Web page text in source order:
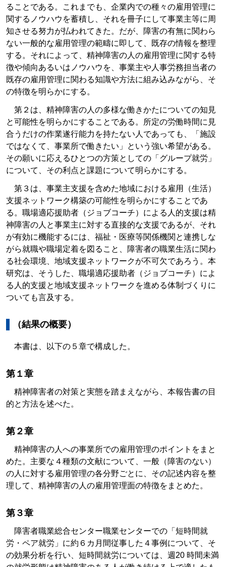
ることである。これまでも、企業内での種々の雇用管理に
関するノウハウを蓄積し、それを冊子にして事業主等に周
知させる努力が払われてきた。だが、障害の有無に関わら
ない一般的な雇用管理の範疇に即して、既存の情報を整理
する。それによって、精神障害の人の雇用管理に関する特
徴や傾向あるいはノウハウを、事業主や人事労務担当者の
既存の雇用管理に関わる知識や方法に組み込みながら、そ
の特徴を明らかにする。
第２は、精神障害の人の多様な働きかたについての知見
と可能性を明らかにすることである。所定の労働時間に見
合うだけの作業遂行能力を持たない人であっても、「施設
ではなくて、事業所で働きたい」という強い希望がある。
その願いに応えるひとつの方策としての「グループ就労」
について、その利点と課題について明らかにする。
第３は、事業主支援を含めた地域における雇用（生活）
支援ネットワーク構築の可能性を明らかにすることであ
る。職場適応援助者（ジョブコーチ）による人的支援は精
神障害の人と事業主に対する直接的な支援であるが、それ
が有効に機能するには、福祉・医療等関係機関と連携しな
がら就職や職場定着を図ること、障害者の職業生活に関わ
る社会環境、地域支援ネットワークが不可欠であろう。本
研究は、そうした、職場適応援助者（ジョブコーチ）によ
る人的支援と地域支援ネットワークを進める体制づくりに
ついても言及する。
（結果の概要）
本書は、以下の５章で構成した。
第１章
精神障害者の対策と実態を踏まえながら、本報告書の目
的と方法を述べた。
第２章
精神障害の人への事業所での雇用管理のポイントをまと
めた。主要な４種類の文献について、一般（障害のない）
の人に対する雇用管理の各分野ごとに、その記述内容を整
理して、精神障害の人の雇用管理面の特徴をまとめた。
第３章
障害者職業総合センター職業センターでの「短時間就
労・ペア就労」に約６カ月間従事した４事例について、そ
の効果分析を行い、短時間就労については、週20 時間未満